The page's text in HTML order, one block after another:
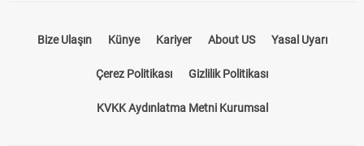
Bize Ulaşın Künye Kariyer About US Yasal Uyarı
Çerez Politikası Gizlilik Politikası
KVKK Aydınlatma Metni Kurumsal